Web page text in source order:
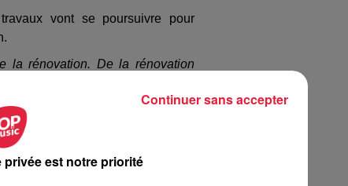
vont se poursuivre pour
la rénovation. De la rénovation
de la comcom de la Vallée
est notre priorité
Continuer sans accepter